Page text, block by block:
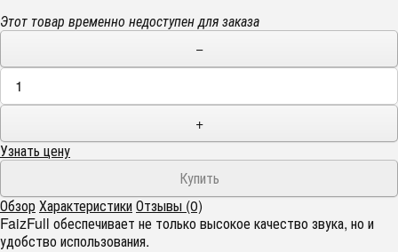
Этот товар временно недоступен для заказа
−
+
Узнать цену
ОбзорХарактеристикиОтзывы (0)
FaizFull обеспечивает не только высокое качество звука, но и
удобство использования.